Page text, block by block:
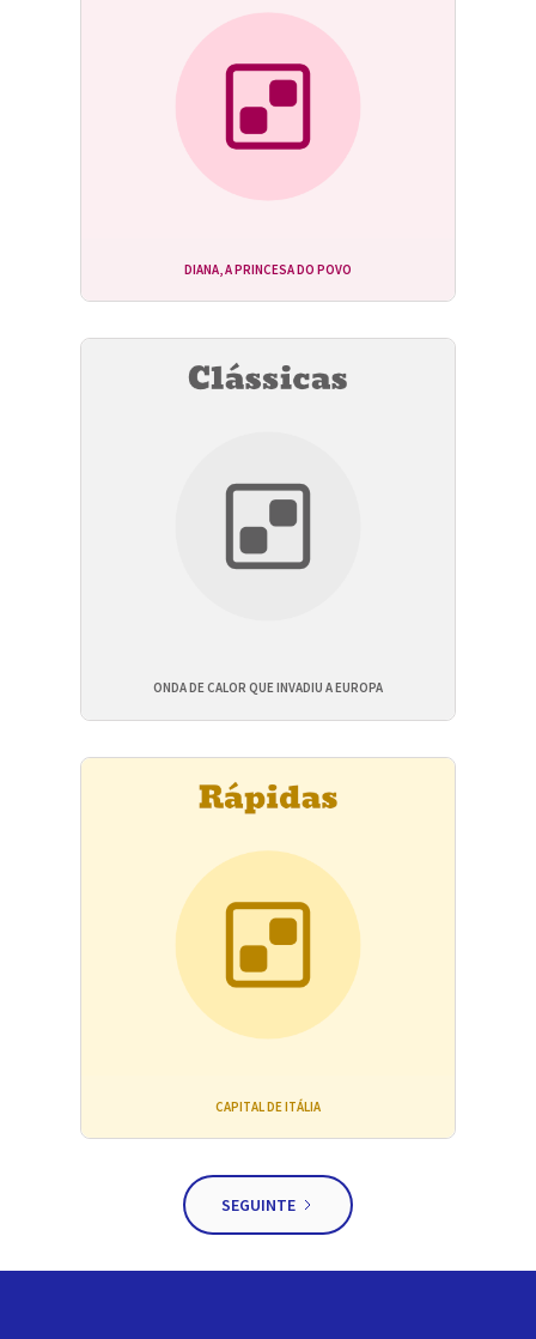
DIANA, A PRINCESA DO POVO
ONDA DE CALOR QUE INVADIU A EUROPA
CAPITAL DE ITÁLIA
SEGUINTE